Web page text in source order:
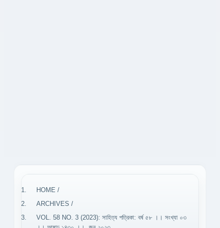
HOME /
ARCHIVES /
VOL. 58 NO. 3 (2023): সাহিত্য পত্রিকা: বর্ষ ৫৮ ।। সংখ্যা ০৩